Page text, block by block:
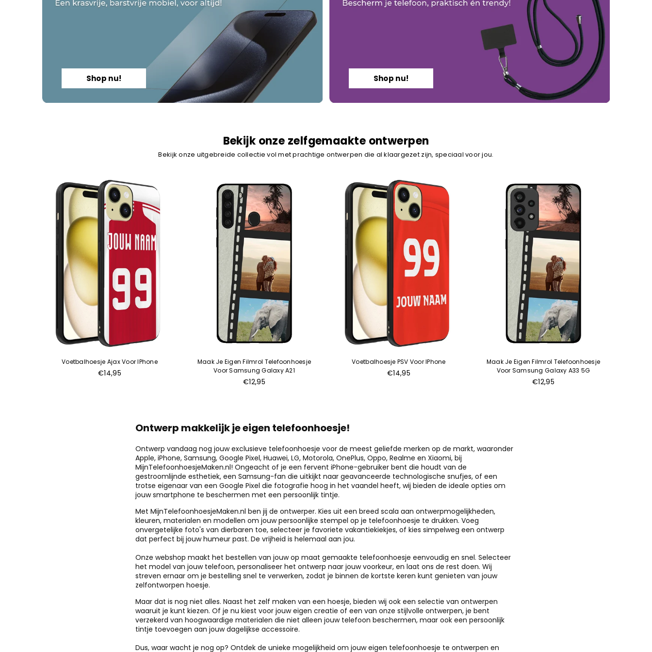
Shop nu! Shop nu!
Bekijk onze zelfgemaakte ontwerpen
Bekijk onze uitgebreide collectie vol met prachtige ontwerpen die al klaargezet zijn, speciaal voor jou.
Voetbalhoesje Ajax Voor IPhone
€14,95
Maak Je Eigen Filmrol Telefoonhoesje
Voor Samsung Galaxy A21
Normale
€12,95
Voetbalhoesje PSV Voor IPhone
€14,95
Maak Je Eigen Filmrol Telefoonhoesje
Voor Samsung Galaxy A33 5G
€12,95
Ontwerp makkelijk je eigen telefoonhoesje!
Ontwerp vandaag nog jouw exclusieve telefoonhoesje voor de meest geliefde merken op de markt, waaronder
Apple, iPhone, Samsung, Google Pixel, Huawei, LG, Motorola, OnePlus, Oppo, Realme en Xiaomi, bij
MijnTelefoonhoesjeMaken.nl! Ongeacht of je een fervent iPhone-gebruiker bent die houdt van de
gestroomlijnde esthetiek, een Samsung-fan die uitkijkt naar geavanceerde technologische snufjes, of een
trotse eigenaar van een Google Pixel die fotografie hoog in het vaandel heeft, wij bieden de ideale opties om
jouw smartphone te beschermen met een persoonlijk tintje.
Met MijnTelefoonhoesjeMaken.nl ben jij de ontwerper. Kies uit een breed scala aan ontwerpmogelijkheden,
kleuren, materialen en modellen om jouw persoonlijke stempel op je telefoonhoesje te drukken. Voeg
onvergetelijke foto's van dierbaren toe, selecteer je favoriete vakantiekiekjes, of kies simpelweg een ontwerp
dat perfect bij jouw humeur past. De vrijheid is helemaal aan jou.
Onze webshop maakt het bestellen van jouw op maat gemaakte telefoonhoesje eenvoudig en snel. Selecteer
het model van jouw telefoon, personaliseer het ontwerp naar jouw voorkeur, en laat ons de rest doen. Wij
streven ernaar om je bestelling snel te verwerken, zodat je binnen de kortste keren kunt genieten van jouw
zelfontworpen hoesje.
Maar dat is nog niet alles. Naast het zelf maken van een hoesje, bieden wij ook een selectie van ontwerpen
waaruit je kunt kiezen. Of je nu kiest voor jouw eigen creatie of een van onze stijlvolle ontwerpen, je bent
verzekerd van hoogwaardige materialen die niet alleen jouw telefoon beschermen, maar ook een persoonlijk
tintje toevoegen aan jouw dagelijkse accessoire.
Dus, waar wacht je nog op? Ontdek de unieke mogelijkheid om jouw eigen telefoonhoesje te ontwerpen en